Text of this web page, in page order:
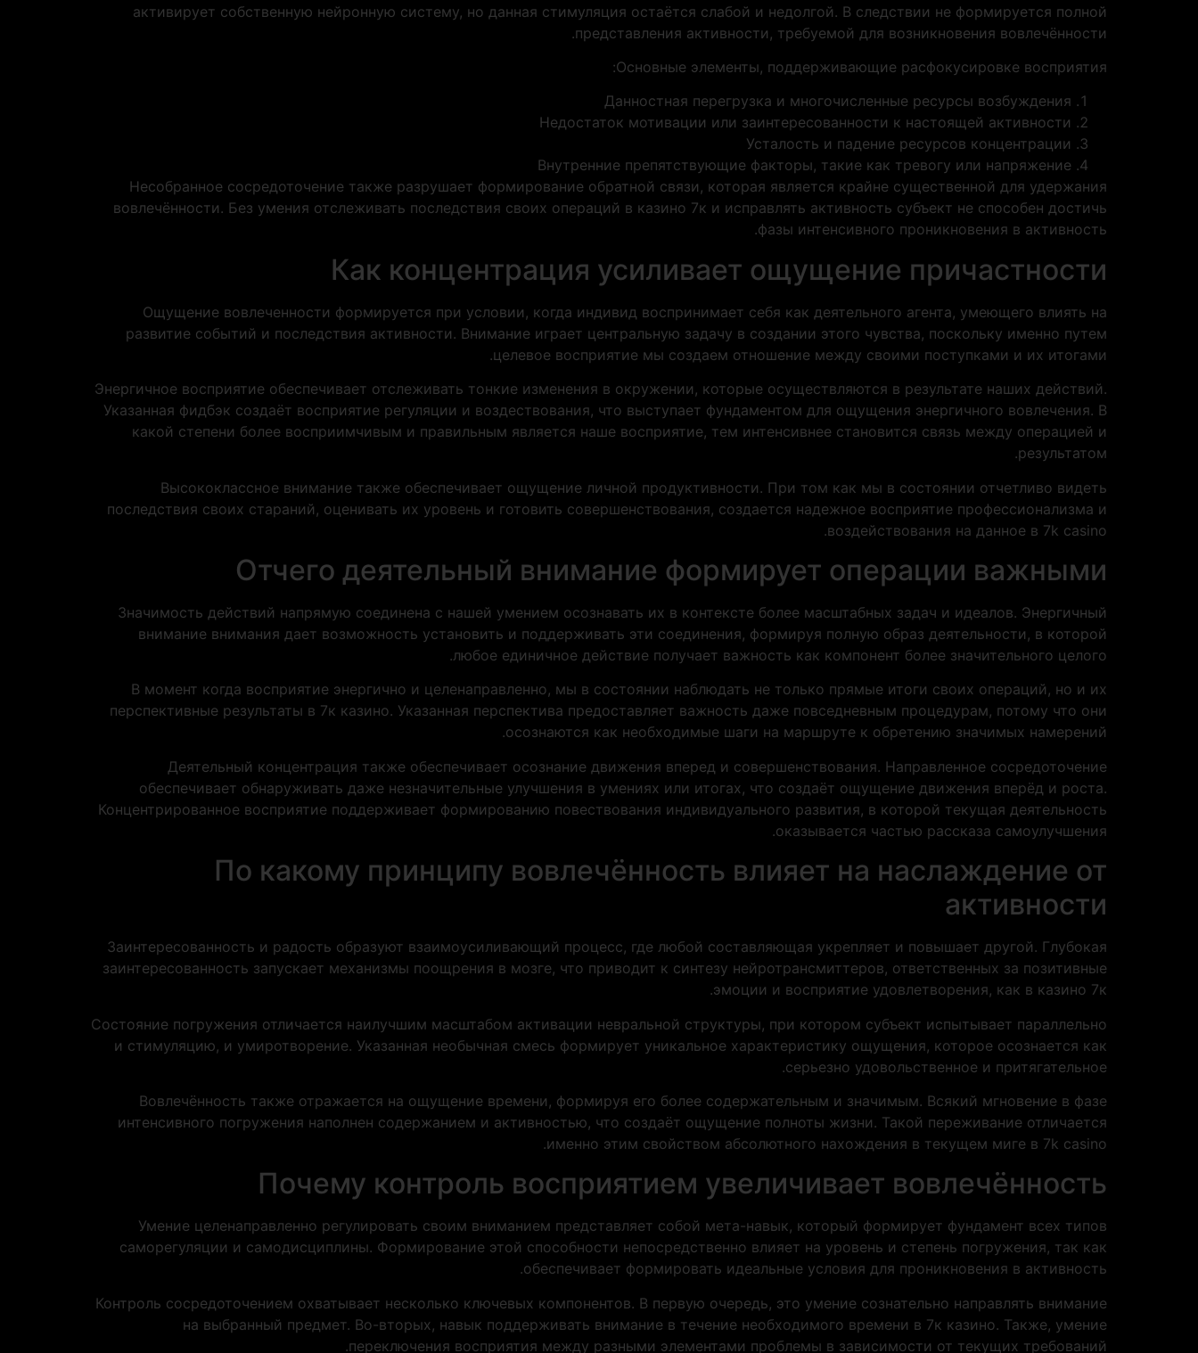
активирует собственную нейронную систему, но данная стимуляция остаётся слабой и недолгой. В следствии не формируется полной
представления активности, требуемой для возникновения вовлечённости.
Основные элементы, поддерживающие расфокусировке восприятия:
Данностная перегрузка и многочисленные ресурсы возбуждения
Недостаток мотивации или заинтересованности к настоящей активности
Усталость и падение ресурсов концентрации
Внутренние препятствующие факторы, такие как тревогу или напряжение
Несобранное сосредоточение также разрушает формирование обратной связи, которая является крайне существенной для удержания
вовлечённости. Без умения отслеживать последствия своих операций в казино 7к и исправлять активность субъект не способен достичь
фазы интенсивного проникновения в активность.
Как концентрация усиливает ощущение причастности
Ощущение вовлеченности формируется при условии, когда индивид воспринимает себя как деятельного агента, умеющего влиять на
развитие событий и последствия активности. Внимание играет центральную задачу в создании этого чувства, поскольку именно путем
целевое восприятие мы создаем отношение между своими поступками и их итогами.
Энергичное восприятие обеспечивает отслеживать тонкие изменения в окружении, которые осуществляются в результате наших действий.
Указанная фидбэк создаёт восприятие регуляции и воздествования, что выступает фундаментом для ощущения энергичного вовлечения. В
какой степени более восприимчивым и правильным является наше восприятие, тем интенсивнее становится связь между операцией и
результатом.
Высококлассное внимание также обеспечивает ощущение личной продуктивности. При том как мы в состоянии отчетливо видеть
последствия своих стараний, оценивать их уровень и готовить совершенствования, создается надежное восприятие профессионализма и
воздействования на данное в 7k casino.
Отчего деятельный внимание формирует операции важными
Значимость действий напрямую соединена с нашей умением осознавать их в контексте более масштабных задач и идеалов. Энергичный
внимание внимания дает возможность установить и поддерживать эти соединения, формируя полную образ деятельности, в которой
любое единичное действие получает важность как компонент более значительного целого.
В момент когда восприятие энергично и целенаправленно, мы в состоянии наблюдать не только прямые итоги своих операций, но и их
перспективные результаты в 7к казино. Указанная перспектива предоставляет важность даже повседневным процедурам, потому что они
осознаются как необходимые шаги на маршруте к обретению значимых намерений.
Деятельный концентрация также обеспечивает осознание движения вперед и совершенствования. Направленное сосредоточение
обеспечивает обнаруживать даже незначительные улучшения в умениях или итогах, что создаёт ощущение движения вперёд и роста.
Концентрированное восприятие поддерживает формированию повествования индивидуального развития, в которой текущая деятельность
оказывается частью рассказа самоулучшения.
По какому принципу вовлечённость влияет на наслаждение от
активности
Заинтересованность и радость образуют взаимоусиливающий процесс, где любой составляющая укрепляет и повышает другой. Глубокая
заинтересованность запускает механизмы поощрения в мозге, что приводит к синтезу нейротрансмиттеров, ответственных за позитивные
эмоции и восприятие удовлетворения, как в казино 7к.
Состояние погружения отличается наилучшим масштабом активации невральной структуры, при котором субъект испытывает параллельно
и стимуляцию, и умиротворение. Указанная необычная смесь формирует уникальное характеристику ощущения, которое осознается как
серьезно удовольственное и притягательное.
Вовлечённость также отражается на ощущение времени, формируя его более содержательным и значимым. Всякий мгновение в фазе
интенсивного погружения наполнен содержанием и активностью, что создаёт ощущение полноты жизни. Такой переживание отличается
именно этим свойством абсолютного нахождения в текущем миге в 7k casino.
Почему контроль восприятием увеличивает вовлечённость
Умение целенаправленно регулировать своим вниманием представляет собой мета-навык, который формирует фундамент всех типов
саморегуляции и самодисциплины. Формирование этой способности непосредственно влияет на уровень и степень погружения, так как
обеспечивает формировать идеальные условия для проникновения в активность.
Контроль сосредоточением охватывает несколько ключевых компонентов. В первую очередь, это умение сознательно направлять внимание
на выбранный предмет. Во-вторых, навык поддерживать внимание в течение необходимого времени в 7к казино. Также, умение
переключения восприятия между разными элементами проблемы в зависимости от текущих требований.